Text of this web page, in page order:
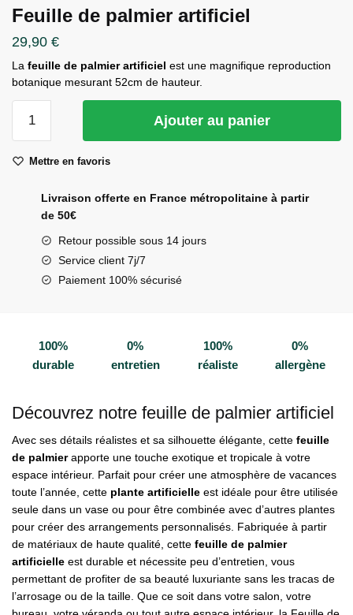
Feuille de palmier artificiel
29,90 €
La feuille de palmier artificiel est une magnifique reproduction
botanique mesurant 52cm de hauteur.
de
artificiel
Ajouter au panier
Mettre en favoris
Livraison offerte en France métropolitaine à partir
de 50€
Retour possible sous 14 jours
Service client 7j/7
Paiement 100% sécurisé
100%
durable
0%
entretien
100%
réaliste
0%
allergène
Découvrez notre feuille de palmier artificiel
Avec ses détails réalistes et sa silhouette élégante, cette feuille
de palmierapporte une touche exotique et tropicale à votre
espace intérieur. Parfait pour créer une atmosphère de vacances
toute l’année, cette plante artificielle est idéale pour être utilisée
seule dans un vase ou pour être combinée avec d’autres plantes
pour créer des arrangements personnalisés. Fabriquée à partir
de matériaux de haute qualité, cette feuille de palmier
artificielle est durable et nécessite peu d’entretien, vous
permettant de profiter de sa beauté luxuriante sans les tracas de
l’arrosage ou de la taille. Que ce soit dans votre salon, votre